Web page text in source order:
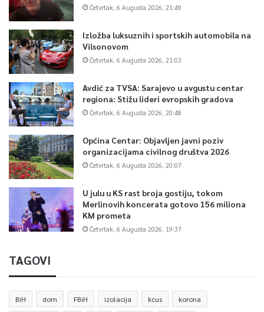
Četvrtak, 6 Augusta 2026, 21:49
Izložba luksuznih i sportskih automobila na
Vilsonovom
Četvrtak, 6 Augusta 2026, 21:03
Avdić za TVSA: Sarajevo u avgustu centar
regiona: Stižu lideri evropskih gradova
Četvrtak, 6 Augusta 2026, 20:48
Općina Centar: Objavljen javni poziv
organizacijama civilnog društva 2026
Četvrtak, 6 Augusta 2026, 20:07
U julu u KS rast broja gostiju, tokom
Merlinovih koncerata gotovo 156 miliona
KM prometa
Četvrtak, 6 Augusta 2026, 19:37
TAGOVI
BiH dom FBiH izolacija kcus korona